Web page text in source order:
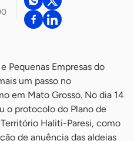
Pequenas Empresas do
um passo no
em Mato Grosso. No dia 14
o protocolo do Plano de
Haliti-Paresi, como
de anuência das aldeias